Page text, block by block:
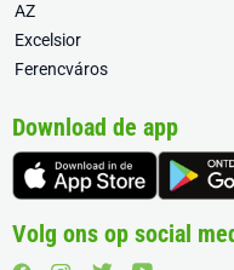
AZ
Excelsior
Ferencváros
Download de app
Volg ons op social